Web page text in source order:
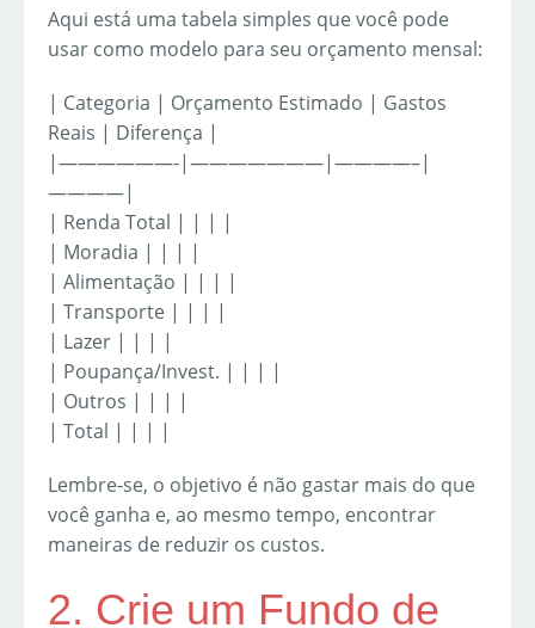
Aqui está uma tabela simples que você pode
usar como modelo para seu orçamento mensal:
| Categoria | Orçamento Estimado | Gastos
Reais | Diferença |
|——————-|———————|————–|
————|
| Renda Total | | | |
| Moradia | | | |
| Alimentação | | | |
| Transporte | | | |
| Lazer | | | |
| Poupança/Invest. | | | |
| Outros | | | |
| Total | | | |
Lembre-se, o objetivo é não gastar mais do que
você ganha e, ao mesmo tempo, encontrar
maneiras de reduzir os custos.
2. Crie um Fundo de